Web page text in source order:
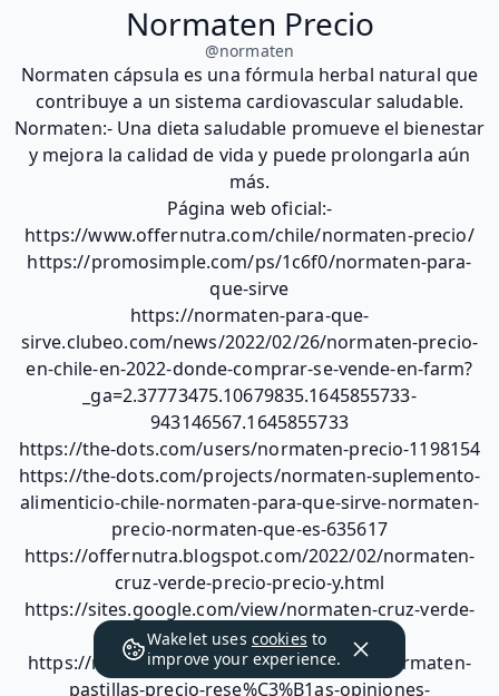
Normaten Precio
@normaten
Normaten cápsula es una fórmula herbal natural que
contribuye a un sistema cardiovascular saludable.
Normaten:- Una dieta saludable promueve el bienestar
y mejora la calidad de vida y puede prolongarla aún
más.
Página web oficial:-
https://www.offernutra.com/chile/normaten-precio/
https://promosimple.com/ps/1c6f0/normaten-para-
que-sirve
https://normaten-para-que-
sirve.clubeo.com/news/2022/02/26/normaten-precio-
en-chile-en-2022-donde-comprar-se-vende-en-farm?
_ga=2.37773475.10679835.1645855733-
943146567.1645855733
https://the-dots.com/users/normaten-precio-1198154
https://the-dots.com/projects/normaten-suplemento-
alimenticio-chile-normaten-para-que-sirve-normaten-
precio-normaten-que-es-635617
https://offernutra.blogspot.com/2022/02/normaten-
cruz-verde-precio-precio-y.html
https://sites.google.com/view/normaten-cruz-verde-
precio/
https://medium.com/@normaten-precio/normaten-
pastillas-precio-rese%C3%B1as-opiniones-
Wakelet uses cookies to
improve your experience.